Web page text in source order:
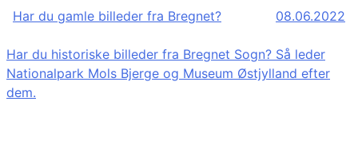
Har du gamle billeder fra Bregnet? 08.06.2022
Har du historiske billeder fra Bregnet Sogn? Så leder
Nationalpark Mols Bjerge og Museum Østjylland efter
dem.